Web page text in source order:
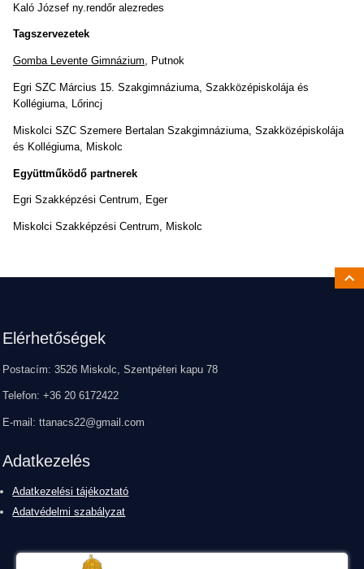
Kaló József ny.rendőr alezredes
Tagszervezetek
Gomba Levente Gimnázium, Putnok
Egri SZC Március 15. Szakgimnáziuma, Szakközépiskolája és
Kollégiuma, Lőrincj
Miskolci SZC Szemere Bertalan Szakgimnáziuma, Szakközépiskolája
és Kollégiuma, Miskolc
Együttműködő partnerek
Egri Szakképzési Centrum, Eger
Miskolci Szakképzési Centrum, Miskolc
Elérhetőségek
Postacím: 3526 Miskolc, Szentpéteri kapu 78
Telefon: +36 20 6172422
E-mail: ttanacs22@gmail.com
Adatkezelés
Adatkezelési tájékoztató
Adatvédelmi szabályzat